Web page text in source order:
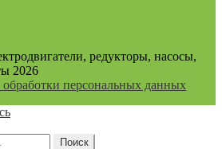
редукторы, насосы,
2026
персональных данных
Поиск